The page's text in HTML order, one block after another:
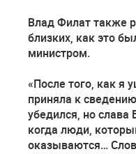
Влад Филат также
близких, как это
министром.
«После того, как я
приняла к
убедился, но слава
когда люди,
оказываются…